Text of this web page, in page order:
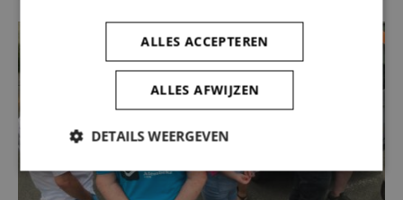
ALLES ACCEPTEREN
ALLES AFWIJZEN
DETAILS WEERGEVEN